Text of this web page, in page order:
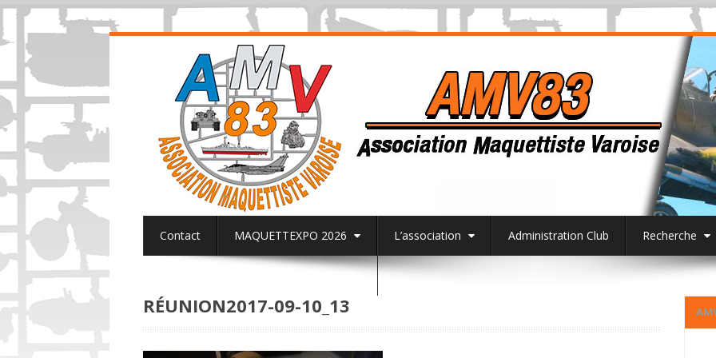
Contact MAQUETTEXPO 2026 L’association Administration Club Recherche
RÉUNION2017-09-10_13